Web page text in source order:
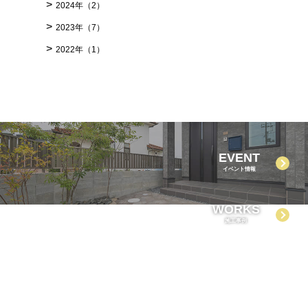
2024年 （2）
2023年 （7）
2022年 （1）
EVENT
イベント情報
WORKS
施⼯事例